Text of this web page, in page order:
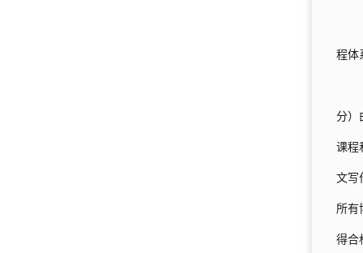
程体
分）
课程
文写
所有
得合